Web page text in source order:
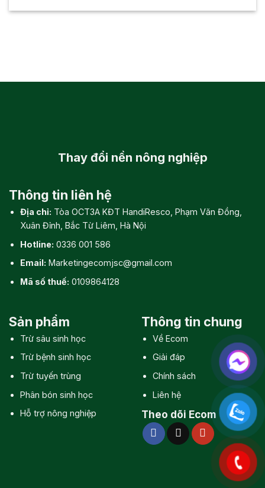
Thay đổi nền nông nghiệp
Thông tin liên hệ
Địa chỉ: Tòa OCT3A KĐT HandiResco, Phạm Văn Đồng,
Xuân Đỉnh, Bắc Từ Liêm, Hà Nội
Hotline: 0336 001 586
Email: Marketingecomjsc@gmail.com
Mã số thuế: 0109864128
Sản phẩm
Trừ sâu sinh học
Trừ bệnh sinh học
Trừ tuyến trùng
Phân bón sinh học
Hỗ trợ nông nghiệp
Thông tin chung
Về Ecom
Giải đáp
Chính sách
Liên hệ
Theo dõi Ecom